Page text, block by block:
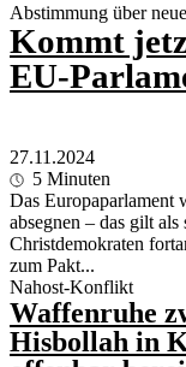
Abstimmung über
Kommt
EU-
27.11.2024
5 Minuten
Das Europaparlament
absegnen – das gilt
Christdemokraten
zum Pakt...
Nahost-Konflikt
Waffenruhe
Hisbollah in